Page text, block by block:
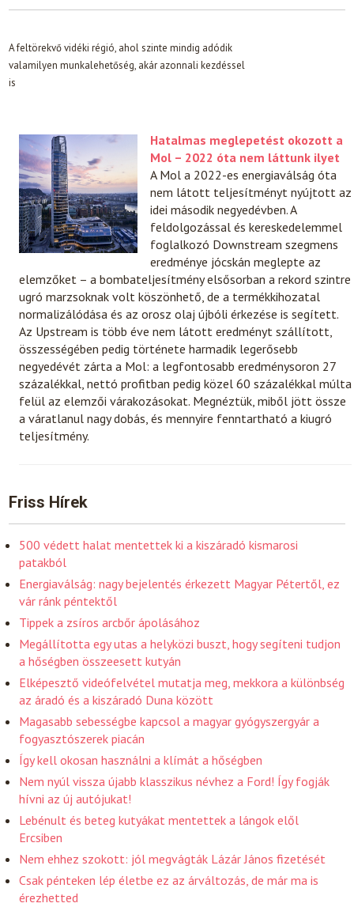
A feltörekvő vidéki régió, ahol szinte mindig adódik
valamilyen munkalehetőség, akár azonnali kezdéssel
is
Hatalmas meglepetést okozott a
Mol – 2022 óta nem láttunk ilyet
A Mol a 2022-es energiaválság óta
nem látott teljesítményt nyújtott az
idei második negyedévben. A
feldolgozással és kereskedelemmel
foglalkozó Downstream szegmens
eredménye jócskán meglepte az
elemzőket – a bombateljesítmény elsősorban a rekord szintre
ugró marzsoknak volt köszönhető, de a termékkihozatal
normalizálódása és az orosz olaj újbóli érkezése is segített.
Az Upstream is több éve nem látott eredményt szállított,
összességében pedig története harmadik legerősebb
negyedévét zárta a Mol: a legfontosabb eredménysoron 27
százalékkal, nettó profitban pedig közel 60 százalékkal múlta
felül az elemzői várakozásokat. Megnéztük, miből jött össze
a váratlanul nagy dobás, és mennyire fenntartható a kiugró
teljesítmény.
Friss Hírek
500 védett halat mentettek ki a kiszáradó kismarosi
patakból
Energiaválság: nagy bejelentés érkezett Magyar Pétertől, ez
vár ránk péntektől
Tippek a zsíros arcbőr ápolásához
Megállította egy utas a helyközi buszt, hogy segíteni tudjon
a hőségben összeesett kutyán
Elképesztő videófelvétel mutatja meg, mekkora a különbség
az áradó és a kiszáradó Duna között
Magasabb sebességbe kapcsol a magyar gyógyszergyár a
fogyasztószerek piacán
Így kell okosan használni a klímát a hőségben
Nem nyúl vissza újabb klasszikus névhez a Ford! Így fogják
hívni az új autójukat!
Lebénult és beteg kutyákat mentettek a lángok elől
Ercsiben
Nem ehhez szokott: jól megvágták Lázár János fizetését
Csak pénteken lép életbe ez az árváltozás, de már ma is
érezhetted